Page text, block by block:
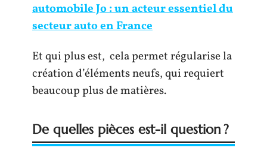
automobile Jo : un acteur essentiel du
secteur auto en France
Et qui plus est, cela permet régularise la
création d’éléments neufs, qui requiert
beaucoup plus de matières.
De quelles pièces est-il question ?